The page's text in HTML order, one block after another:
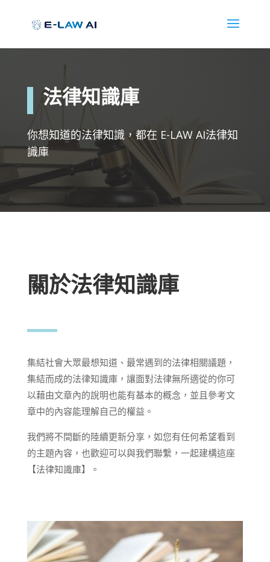
法律知識庫
你想知道的法律知識，都在 E-LAW AI法律知
識庫
關於法律知識庫
集結社會大眾最想知道、最常遇到的法律相關議題，
集結而成的法律知識庫，讓面對法律無所適從的你可
以藉由文章內的說明也能有基本的概念，並且參考文
章中的內容能理解自己的權益。
我們將不間斷的陸續更新分享，如您有任何希望看到
的主題內容，也歡迎可以與我們聯繫，一起建構這座
【法律知識庫】。